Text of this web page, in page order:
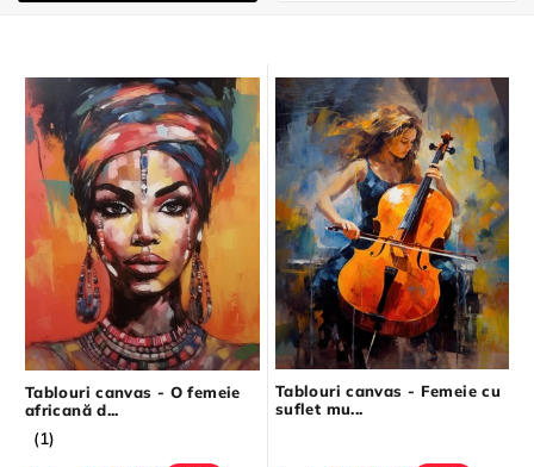
Tablouri canvas - O femeie
africană d...
(1)
Tablouri canvas - Femeie cu
suflet mu...